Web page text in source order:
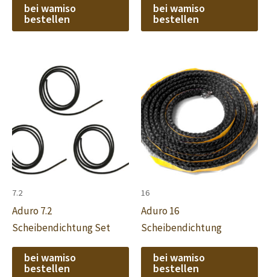
bei wamiso
bestellen
bei wamiso
bestellen
7.2
Aduro 7.2
Scheibendichtung Set
bei wamiso
bestellen
16
Aduro 16
Scheibendichtung
bei wamiso
bestellen